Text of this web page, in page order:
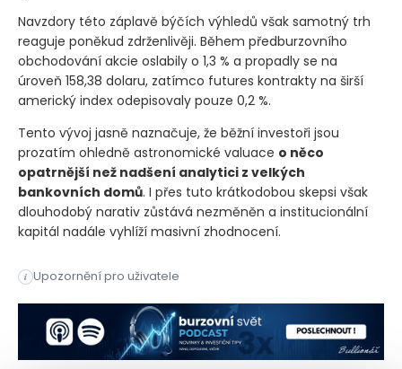
Navzdory této záplavě býčích výhledů však samotný trh
reaguje poněkud zdrženlivěji. Během předburzovního
obchodování akcie oslabily o 1,3 % a propadly se na
úroveň 158,38 dolaru, zatímco futures kontrakty na širší
americký index odepisovaly pouze 0,2 %.
Tento vývoj jasně naznačuje, že běžní investoři jsou
prozatím ohledně astronomické valuace o něco
opatrnější než nadšení analytici z velkých
bankovních domů. I přes tuto krátkodobou skepsi však
dlouhodobý narativ zůstává nezměněn a institucionální
kapitál nadále vyhlíží masivní zhodnocení.
i Upozornění pro uživatele
Analytici po červnovém vstupu na burzu udělili akciím